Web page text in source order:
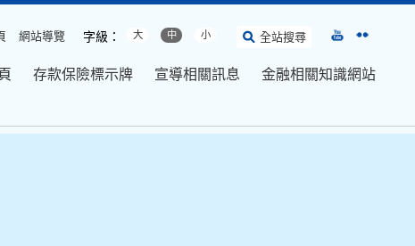
網站導覽 字級： 大 中 小 全站搜尋
存款保險標示牌 宣導相關訊息 金融相關知識網站